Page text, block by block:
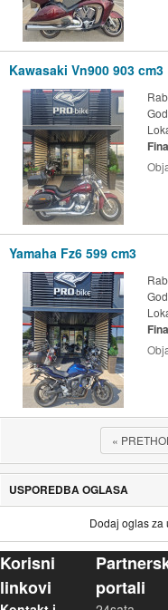
Kawasaki Vn900 903 cm3
Yamaha Fz6 599 cm3
«
USPOREDBA OGLASA
Dodaj oglas za
Korisni
linkovi
portali